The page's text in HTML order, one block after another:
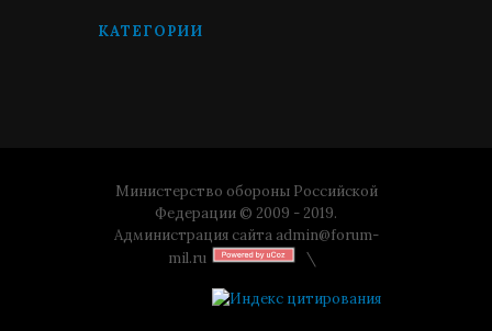
КАТЕГОРИИ
Министерство обороны Российской
Федерации © 2009 - 2019.
Администрация сайта admin@forum-
mil.ru